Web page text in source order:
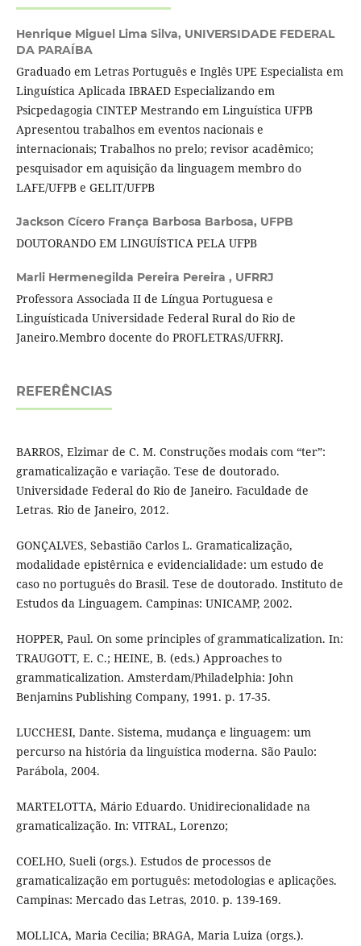
Henrique Miguel Lima Silva, UNIVERSIDADE FEDERAL
DA PARAÍBA
Graduado em Letras Português e Inglês UPE Especialista em
Linguística Aplicada IBRAED Especializando em
Psicpedagogia CINTEP Mestrando em Linguística UFPB
Apresentou trabalhos em eventos nacionais e
internacionais; Trabalhos no prelo; revisor acadêmico;
pesquisador em aquisição da linguagem membro do
LAFE/UFPB e GELIT/UFPB
Jackson Cícero França Barbosa Barbosa, UFPB
DOUTORANDO EM LINGUÍSTICA PELA UFPB
Marli Hermenegilda Pereira Pereira , UFRRJ
Professora Associada II de Língua Portuguesa e
Linguísticada Universidade Federal Rural do Rio de
Janeiro.Membro docente do PROFLETRAS/UFRRJ.
REFERÊNCIAS
BARROS, Elzimar de C. M. Construções modais com “ter”:
gramaticalização e variação. Tese de doutorado.
Universidade Federal do Rio de Janeiro. Faculdade de
Letras. Rio de Janeiro, 2012.
GONÇALVES, Sebastião Carlos L. Gramaticalização,
modalidade epistêrnica e evidencialidade: um estudo de
caso no português do Brasil. Tese de doutorado. Instituto de
Estudos da Linguagem. Campinas: UNICAMP, 2002.
HOPPER, Paul. On some principles of grammaticalization. In:
TRAUGOTT, E. C.; HEINE, B. (eds.) Approaches to
grammaticalization. Amsterdam/Philadelphia: John
Benjamins Publishing Company, 1991. p. 17-35.
LUCCHESI, Dante. Sistema, mudança e linguagem: um
percurso na história da linguística moderna. São Paulo:
Parábola, 2004.
MARTELOTTA, Mário Eduardo. Unidirecionalidade na
gramaticalização. In: VITRAL, Lorenzo;
COELHO, Sueli (orgs.). Estudos de processos de
gramaticalização em português: metodologias e aplicações.
Campinas: Mercado das Letras, 2010. p. 139-169.
MOLLICA, Maria Cecilia; BRAGA, Maria Luiza (orgs.).